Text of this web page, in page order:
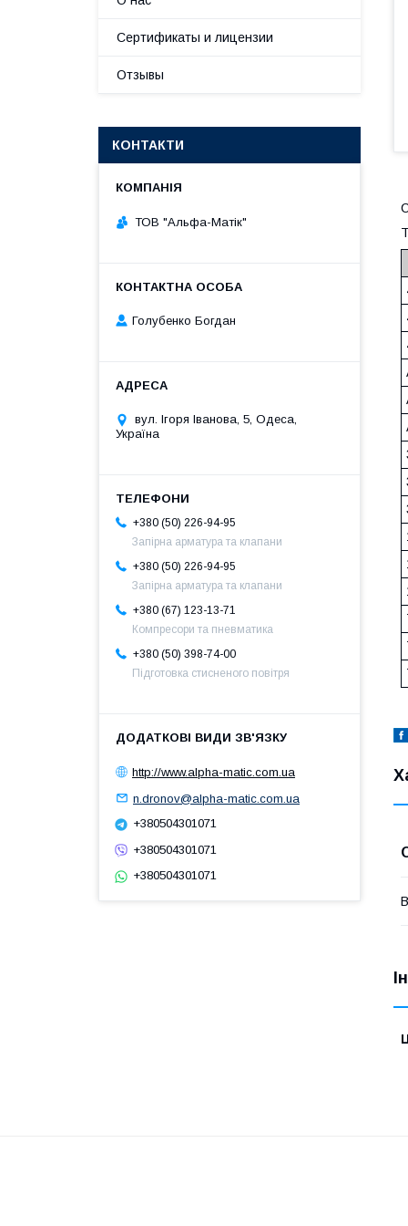
Сертификаты и лицензии
Отзывы
КОНТАКТИ
ТОВ "Альфа-Матік"
Голубенко Богдан
вул. Ігоря Іванова, 5, Одеса,
Україна
+380 (50) 226-94-95
Запірна арматура та клапани
+380 (50) 226-94-95
Запірна арматура та клапани
+380 (67) 123-13-71
Компресори та пневматика
+380 (50) 398-74-00
Підготовка стисненого повітря
http://www.alpha-matic.com.ua
n.dronov@alpha-matic.com.ua
+380504301071
+380504301071
+380504301071